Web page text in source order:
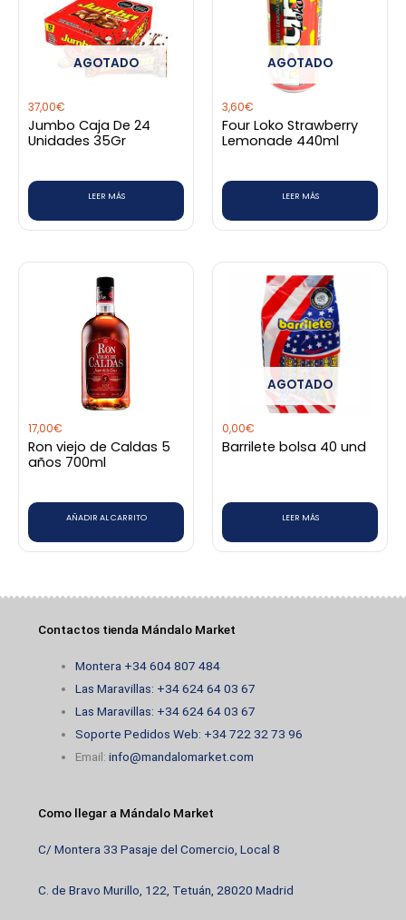
AGOTADO
37,00€
Jumbo Caja De 24
Unidades 35Gr
LEER MÁS
AGOTADO
3,60€
Four Loko Strawberry
Lemonade 440ml
LEER MÁS
17,00€
Ron viejo de Caldas 5
años 700ml
AÑADIR AL CARRITO
AGOTADO
0,00€
Barrilete bolsa 40 und
LEER MÁS
Contactos tienda Mándalo Market
Montera +34 604 807 484
Las Maravillas: +34 624 64 03 67
Las Maravillas: +34 624 64 03 67
Soporte Pedidos Web: +34 722 32 73 96
Email:info@mandalomarket.com
Como llegar a Mándalo Market
C/ Montera 33 Pasaje del Comercio, Local 8
C. de Bravo Murillo, 122, Tetuán, 28020 Madrid